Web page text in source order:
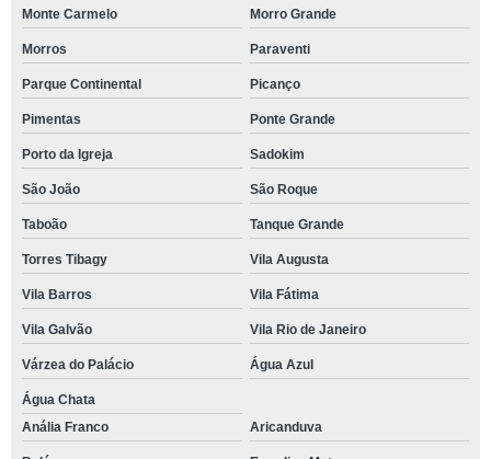
Monte Carmelo Morro Grande
Morros Paraventi
Parque Continental Picanço
Pimentas Ponte Grande
Porto da Igreja Sadokim
São João São Roque
Taboão Tanque Grande
Torres Tibagy Vila Augusta
Vila Barros Vila Fátima
Vila Galvão Vila Rio de Janeiro
Várzea do Palácio Água Azul
Água Chata
Anália Franco
Aricanduva